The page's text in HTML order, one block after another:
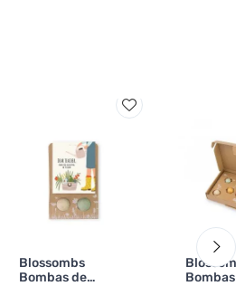
Blossombs
Bombas de